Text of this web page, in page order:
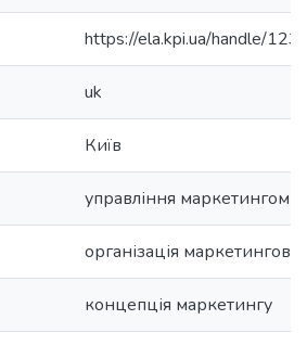
https://ela.kpi.ua/handle/
uk
Київ
управління маркетингом
організація маркетингової
концепція маркетингу